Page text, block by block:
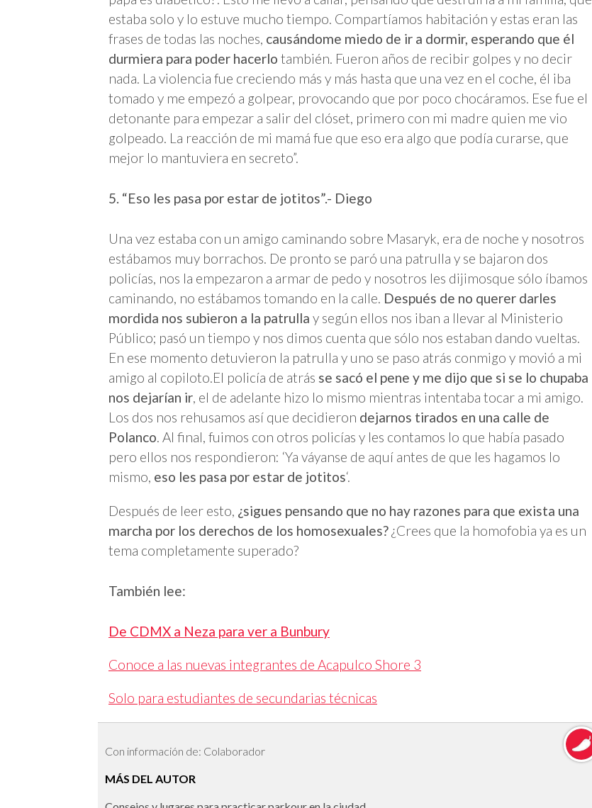
estaba solo y lo estuve mucho tiempo. Compartíamos habitación y estas eran las
frases de todas las noches, causándome miedo de ir a dormir, esperando que él
durmiera para poder hacerlo también. Fueron años de recibir golpes y no decir
nada. La violencia fue creciendo más y más hasta que una vez en el coche, él iba
tomado y me empezó a golpear, provocando que por poco chocáramos. Ese fue el
detonante para empezar a salir del clóset, primero con mi madre quien me vio
golpeado. La reacción de mi mamá fue que eso era algo que podía curarse, que
mejor lo mantuviera en secreto”.
5. “Eso les pasa por estar de jotitos”.- Diego
Una vez estaba con un amigo caminando sobre Masaryk, era de noche y nosotros
estábamos muy borrachos. De pronto se paró una patrulla y se bajaron dos
policías, nos la empezaron a armar de pedo y nosotros les dijimosque sólo íbamos
caminando, no estábamos tomando en la calle. Después de no querer darles
mordida nos subieron a la patrulla y según ellos nos iban a llevar al Ministerio
Público; pasó un tiempo y nos dimos cuenta que sólo nos estaban dando vueltas.
En ese momento detuvieron la patrulla y uno se paso atrás conmigo y movió a mi
amigo al copiloto.El policía de atrás se sacó el pene y me dijo que si se lo chupaba
nos dejarían ir, el de adelante hizo lo mismo mientras intentaba tocar a mi amigo.
Los dos nos rehusamos así que decidieron dejarnos tirados en una calle de
Polanco. Al final, fuimos con otros policías y les contamos lo que había pasado
pero ellos nos respondieron: ‘Ya váyanse de aquí antes de que les hagamos lo
mismo, eso les pasa por estar de jotitos‘.
Después de leer esto, ¿sigues pensando que no hay razones para que exista una
marcha por los derechos de los homosexuales?¿Crees que la homofobia ya es un
tema completamente superado?
También lee:
De CDMX a Neza para ver a Bunbury
Conoce a las nuevas integrantes de Acapulco Shore 3
Solo para estudiantes de secundarias técnicas
Con información de: Colaborador
MÁS DEL AUTOR